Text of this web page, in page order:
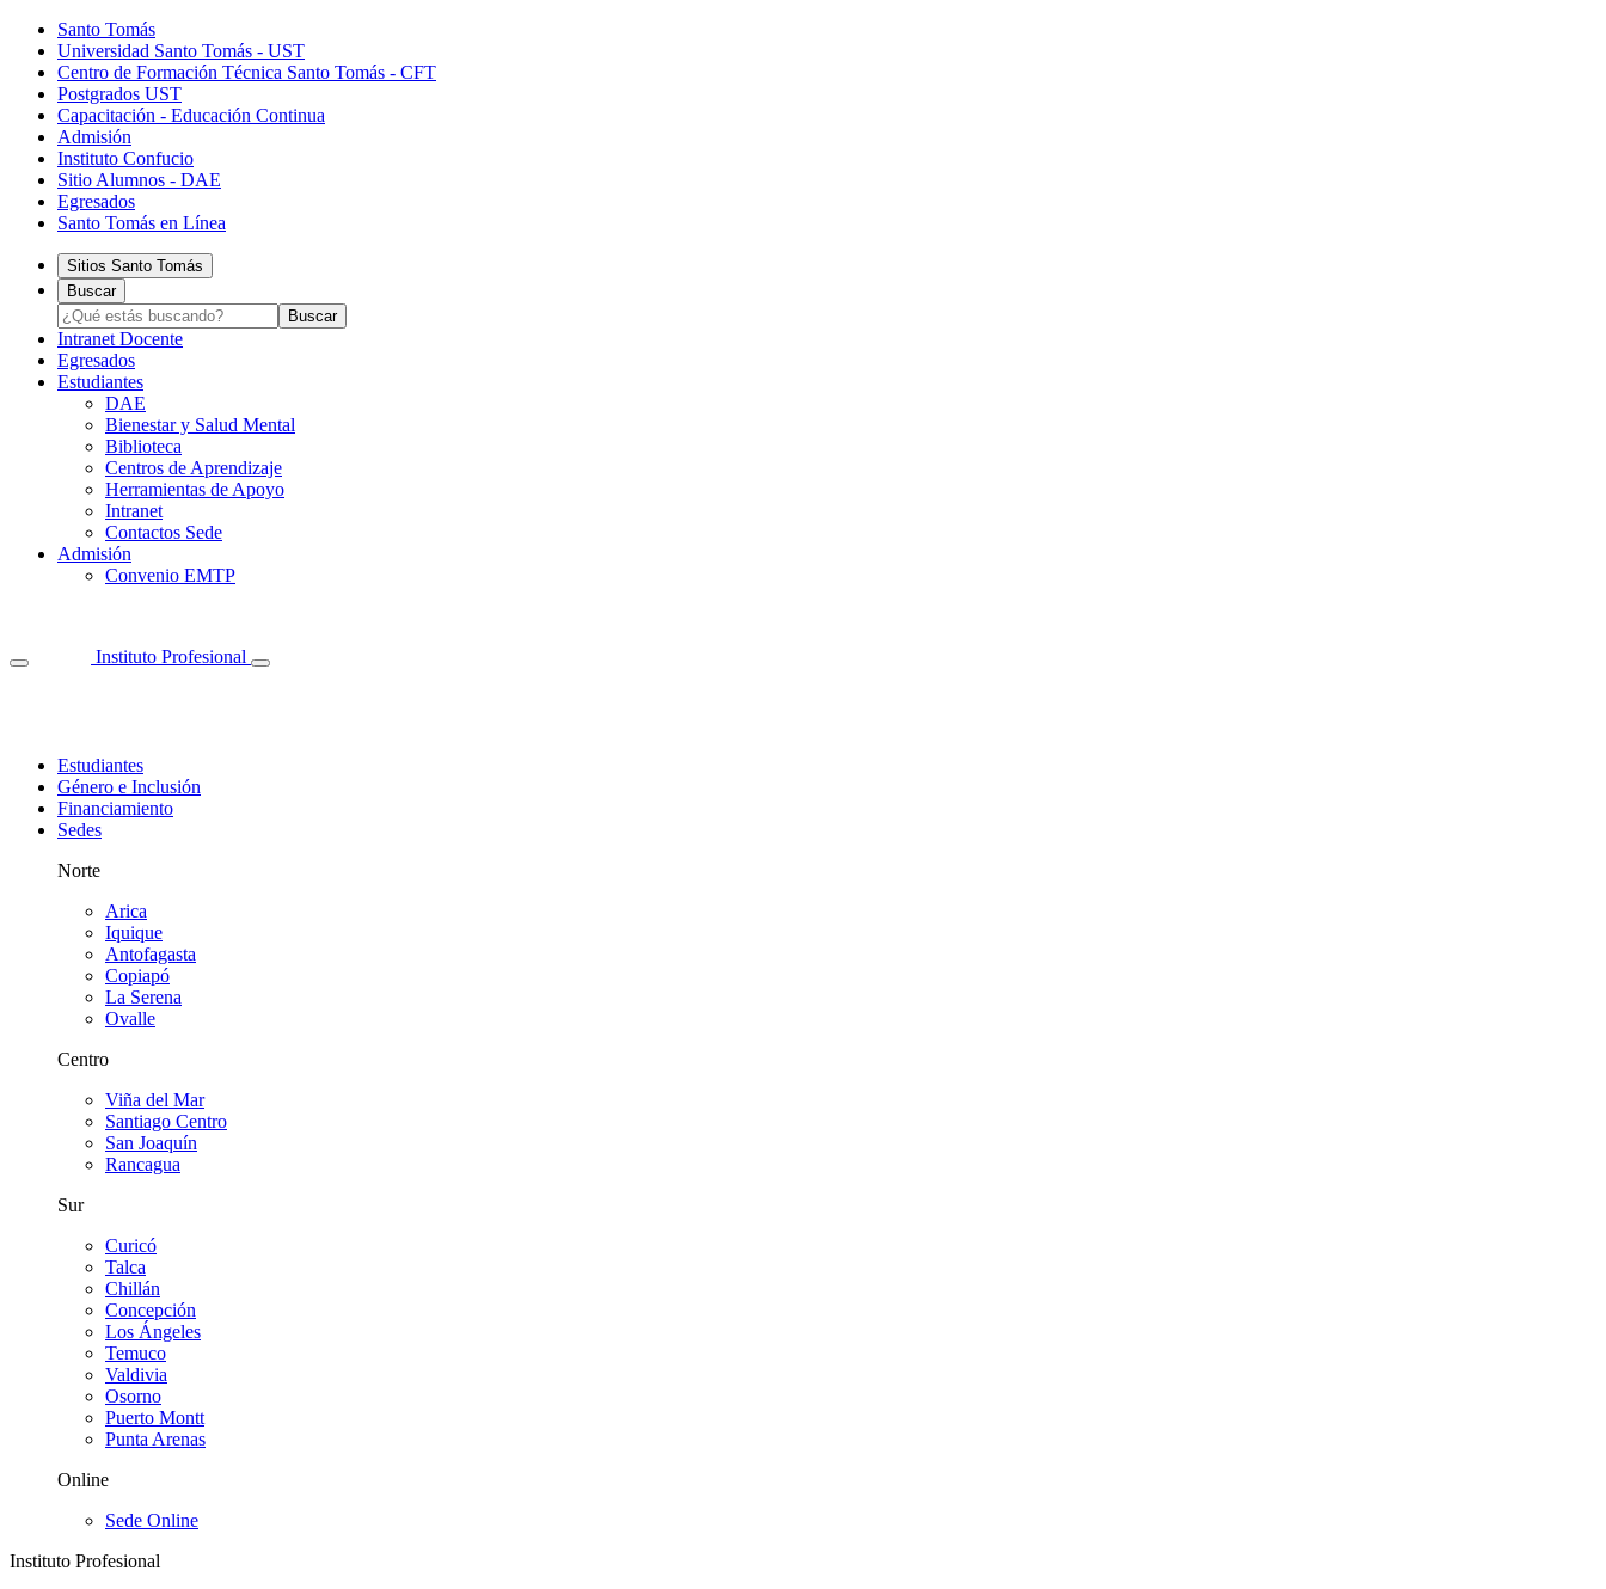
Santo Tomás
Universidad Santo Tomás - UST
Centro de Formación Técnica Santo Tomás - CFT
Postgrados UST
Capacitación - Educación Continua
Admisión
Instituto Confucio
Sitio Alumnos - DAE
Egresados
Santo Tomás en Línea
Sitios Santo Tomás
Buscar
Intranet Docente
Egresados
Estudiantes
DAE
Bienestar y Salud Mental
Biblioteca
Centros de Aprendizaje
Herramientas de Apoyo​
Intranet
Contactos Sede
Admisión
Convenio EMTP
Instituto Profesional
Estudiantes
Género e Inclusión
Financiamiento
Sedes
Norte
Arica
Iquique
Antofagasta
Copiapó
La Serena
Ovalle
Centro
Viña del Mar
Santiago Centro
San Joaquín
Rancagua
Sur
Curicó
Talca
Chillán
Concepción
Los Ángeles
Temuco
Valdivia
Osorno
Puerto Montt
Punta Arenas
Online
Sede Online
Instituto Profesional